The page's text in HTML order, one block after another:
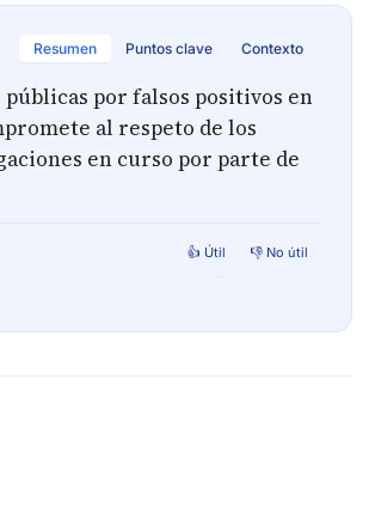
Resumen Puntos clave Contexto
públicas por falsos positivos en
al respeto de los
en curso por parte de
👍 Útil 👎 No útil